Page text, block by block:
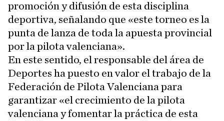
promoción y difusión de esta disciplina
deportiva, señalando que «este torneo es la
punta de lanza de toda la apuesta provincial
por la pilota valenciana».
En este sentido, el responsable del área de
Deportes ha puesto en valor el trabajo de la
Federación de Pilota Valenciana para
garantizar «el crecimiento de la pilota
valenciana y fomentar la práctica de esta